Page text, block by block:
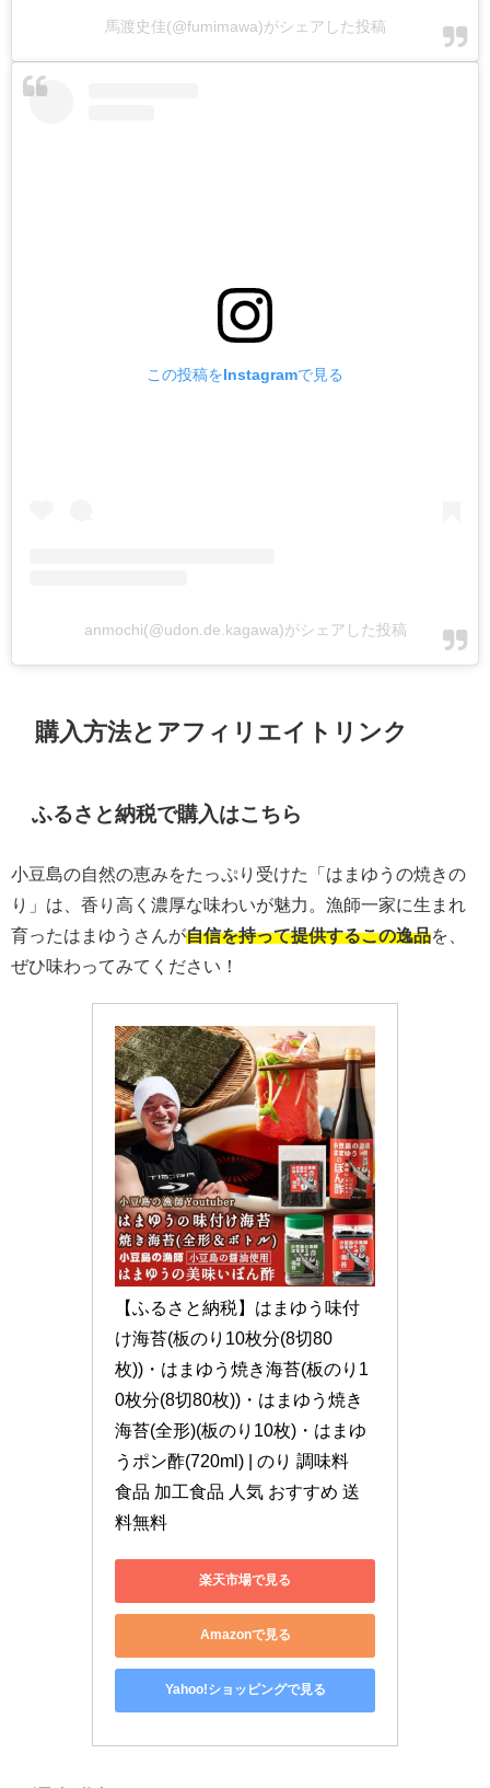
馬渡史佳(@fumimawa)がシェアした投稿
この投稿をInstagramで見る
anmochi(@udon.de.kagawa)がシェアした投稿
購入方法とアフィリエイトリンク
ふるさと納税で購入はこちら
小豆島の自然の恵みをたっぷり受けた「はまゆうの焼きの
り」は、香り高く濃厚な味わいが魅力。漁師一家に生まれ
育ったはまゆうさんが自信を持って提供するこの逸品を、
ぜひ味わってみてください！
【ふるさと納税】はまゆう味付
け海苔(板のり10枚分(8切80
枚))・はまゆう焼き海苔(板のり1
0枚分(8切80枚))・はまゆう焼き
海苔(全形)(板のり10枚)・はまゆ
うポン酢(720ml) | のり 調味料
食品 加工食品 人気 おすすめ 送
料無料
楽天市場で見る
Amazonで見る
Yahoo!ショッピングで見る